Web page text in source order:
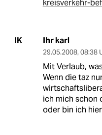
kreisverkehr-
IK Ihr karl
29.05.2008, 08:38
Mit Verlaub,
Wenn die taz
ich mich schon
oder bin ich